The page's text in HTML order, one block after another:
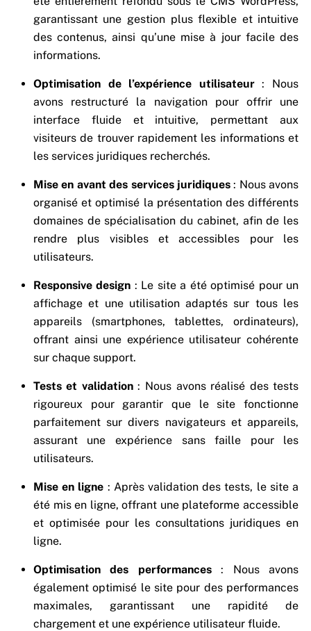
garantissant une gestion plus flexible et intuitive
des contenus, ainsi qu’une mise à jour facile des
informations.
Optimisation de l’expérience utilisateur: Nous
avons restructuré la navigation pour offrir une
interface fluide et intuitive, permettant aux
visiteurs de trouver rapidement les informations et
les services juridiques recherchés.
Mise en avant des services juridiques: Nous avons
organisé et optimisé la présentation des différents
domaines de spécialisation du cabinet, afin de les
rendre plus visibles et accessibles pour les
utilisateurs.
Responsive design : Le site a été optimisé pour un
affichage et une utilisation adaptés sur tous les
appareils (smartphones, tablettes, ordinateurs),
offrant ainsi une expérience utilisateur cohérente
sur chaque support.
Tests et validation: Nous avons réalisé des tests
rigoureux pour garantir que le site fonctionne
parfaitement sur divers navigateurs et appareils,
assurant une expérience sans faille pour les
utilisateurs.
Mise en ligne : Après validation des tests, le site a
été mis en ligne, offrant une plateforme accessible
et optimisée pour les consultations juridiques en
ligne.
Optimisation des performances: Nous avons
également optimisé le site pour des performances
maximales, garantissant une rapidité de
chargement et une expérience utilisateur fluide.